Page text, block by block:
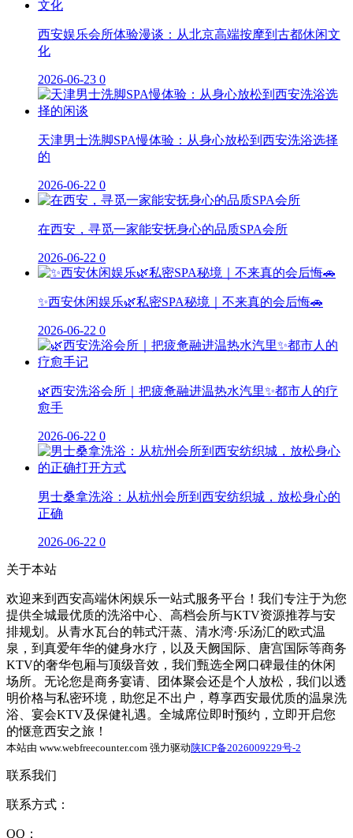
西安娱乐会所体验漫谈：从北京高端按摩到古都休闲文
化
2026-06-23 0
天津男士洗脚SPA慢体验：从身心放松到西安洗浴选择
的
2026-06-22 0
在西安，寻觅一家能安抚身心的品质SPA会所
2026-06-22 0
✨西安休闲娱乐🌿私密SPA秘境｜不来真的会后悔🚗
2026-06-22 0
🌿西安洗浴会所｜把疲惫融进温热水汽里✨都市人的疗
愈手
2026-06-22 0
男士桑拿洗浴：从杭州会所到西安纺织城，放松身心的
正确
2026-06-22 0
关于本站
欢迎来到西安高端休闲娱乐一站式服务平台！我们专注于为您
提供全城最优质的洗浴中心、高档会所与KTV资源推荐与安
排规划。从青水瓦台的韩式汗蒸、清水湾·乐汤汇的欧式温
泉，到真爱年华的健身水疗，以及天阙国际、唐宫国际等商务
KTV的奢华包厢与顶级音效，我们甄选全网口碑最佳的休闲
场所。无论您是商务宴请、团体聚会还是个人放松，我们以透
明价格与私密环境，助您足不出户，尊享西安最优质的温泉洗
浴、宴会KTV及保健礼遇。全城席位即时预约，立即开启您
的惬意西安之旅！
本站由 www.webfreecounter.com 强力驱动陕ICP备2026009229号-2
联系我们
联系方式：
QQ：